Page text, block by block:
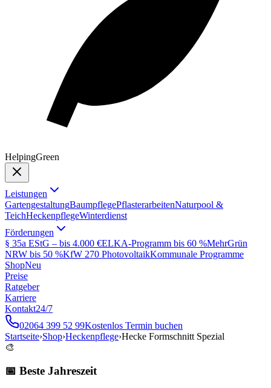
HelpingGreen
Leistungen
GartengestaltungBaumpflegePflasterarbeitenNaturpool &
TeichHeckenpflegeWinterdienst
Förderungen
§ 35a EStG – bis 4.000 €ELKA-Programm bis 60 %MehrGrün
NRW bis 50 %KfW 270 PhotovoltaikKommunale Programme
ShopNeu
Preise
Ratgeber
Karriere
Kontakt24/7
02064 399 52 99Kostenlos Termin buchen
Startseite›Shop›Heckenpflege›Hecke Formschnitt Spezial
🎨
📅 Beste Jahreszeit